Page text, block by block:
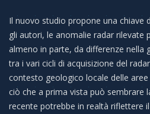
Il nuovo studio propone una chiave
gli autori, le anomalie radar rilevate
almeno in parte, da differenze nella
tra i vari cicli di acquisizione del
contesto geologico locale delle
ciò che a prima vista può sembrare
recente potrebbe in realtà riflettere